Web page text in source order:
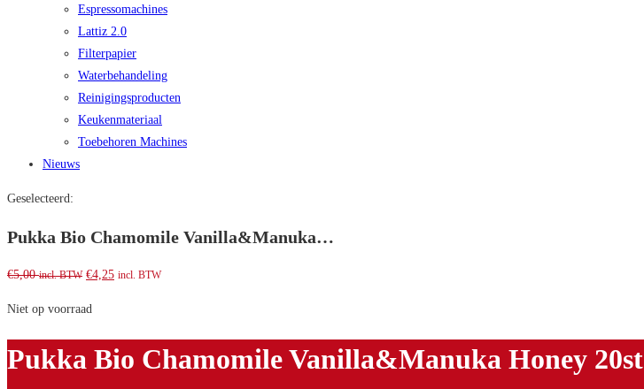
Espressomachines
Lattiz 2.0
Filterpapier
Waterbehandeling
Reinigingsproducten
Keukenmateriaal
Toebehoren Machines
Nieuws
Geselecteerd:
Pukka Bio Chamomile Vanilla&Manuka…
€5,00 incl. BTW €4,25 incl. BTW
Niet op voorraad
Pukka Bio Chamomile Vanilla&Manuka Honey 20st